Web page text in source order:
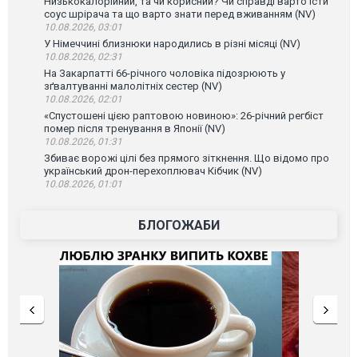
соус шрірача та що варто знати перед вживанням (NV)
10.08.2026, 03:01
У Німеччині близнюки народились в різні місяці (NV)
10.08.2026, 02:31
На Закарпатті 66-річного чоловіка підозрюють у
зґвалтуванні малолітніх сестер (NV)
10.08.2026, 02:01
«Спустошені цією раптовою новиною»: 26-річний регбіст
помер після тренування в Японії (NV)
10.08.2026, 01:31
Збиває ворожі цілі без прямого зіткнення. Що відомо про
український дрон-перехоплювач Кібчик (NV)
10.08.2026, 01:01
БЛОГОЖАБИ